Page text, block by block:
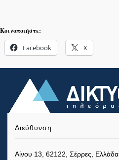
Κοινοποιήστε:
Facebook X
Διεύθυνση
Αίνου 13, 62122, Σέρρες, Ελλάδα